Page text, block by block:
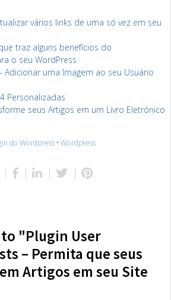
vários links de uma só vez em seu
traz alguns benefícios do
o seu WordPress
Adicionar uma Imagem ao seu Usuário
Personalizadas
seus Artigos em um Livro Eletrônico
do Wordpress• Wordpress
to "Plugin User
– Permita que seus
Artigos em seu Site